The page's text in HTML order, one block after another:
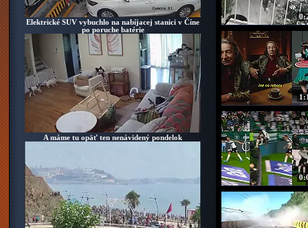
Elektrické SUV vybuchlo na nabíjacej stanici v Číne
po poruche batérie
A máme tu opäť ten nenávidený pondelok
Tri po sebe nasledujúce
kvôli silným
Koníček môj, trošku